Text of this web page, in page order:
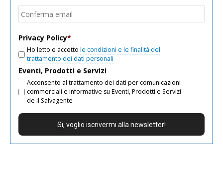
Privacy Policy*
Ho letto e accetto le condizioni e le finalità del
trattamento dei dati personali
Eventi, Prodotti e Servizi
Acconsento al trattamento dei dati per comunicazioni
commerciali e informative su Eventi, Prodotti e Servizi
de il Salvagente